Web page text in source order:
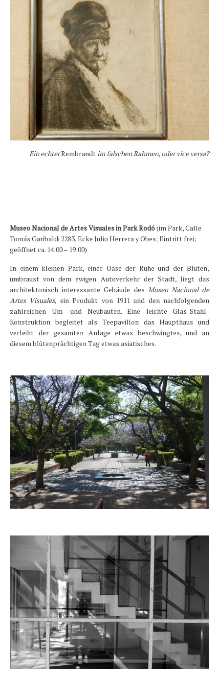
Ein echterRembrandtim falschen Rahmen, oder vice versa?
Museo Nacional de Artes Visuales in Park Rodó(im Park, Calle
Tomás Garibaldi 2283, Ecke Julio Herrera y Obes; Eintritt frei;
geöffnet ca. 14:00 – 19:00)
In einem kleinen Park, einer Oase der Ruhe und der Blüten,
umbraust von dem ewigen Autoverkehr der Stadt, liegt das
architektonisch interessante Gebäude des Museo Nacional de
Artes Visuales, ein Produkt von 1911 und den nachfolgenden
zahlreichen Um- und Neubauten. Eine leichte Glas-Stahl-
Konstruktion begleitet als Teepavillon das Haupthaus und
verleiht der gesamten Anlage etwas beschwingtes, und an
diesem blütenprächtigen Tag etwas asiatisches.